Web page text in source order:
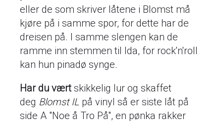
eller de som skriver låtene i Blomst må
kjøre på i samme spor, for dette har de
dreisen på. I samme slengen kan de
ramme inn stemmen til Ida, for rock'n'roll
kan hun pinadø synge.
Har du værtskikkelig lur og skaffet
deg Blomst IL på vinyl så er siste låt på
side A "Noe å Tro På", en pønka rakker